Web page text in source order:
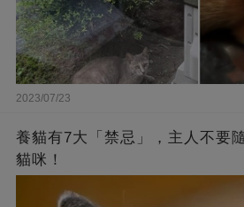
2023/07/23
養貓有7大「禁忌」，主人不要
貓咪！